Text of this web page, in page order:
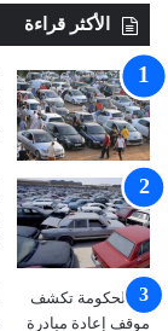
الأكثر قراءة